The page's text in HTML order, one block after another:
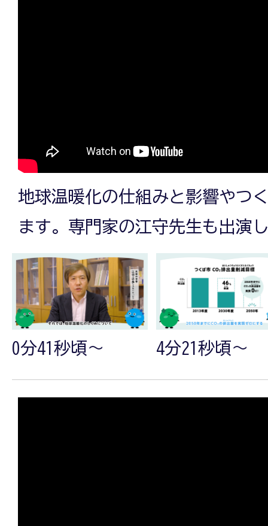
～
脱
炭
素
で
地球温暖化の仕組みと影響やつ
ます。専門家の江守先生も出演
0分41秒頃～ 4分21秒頃～